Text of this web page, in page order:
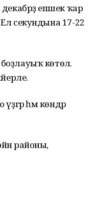
епшек ҡар
секундына 17-22
көтөлә.
һәм көндәр
районы,